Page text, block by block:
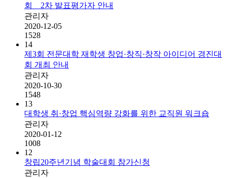
회 _ 2차 발표평가자 안내
관리자
2020-12-05
1528
14
제3회 전문대학 재학생 창업·창직·창작 아이디어 경진대
회 개최 안내
관리자
2020-10-30
1548
13
대학생 취·창업 핵심역량 강화를 위한 교직원 워크숍
관리자
2020-01-12
1008
12
창립20주년기념 학술대회 참가신청
관리자